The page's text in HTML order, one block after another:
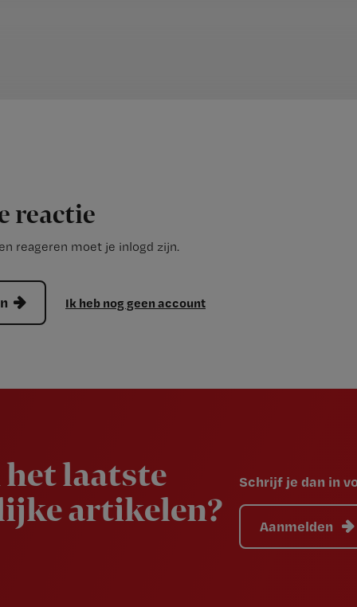
reactie
reageren moet je inlogd zijn.
Ik heb nog geen account
laatste
artikelen?
Schrijf je dan in
Aanmelden